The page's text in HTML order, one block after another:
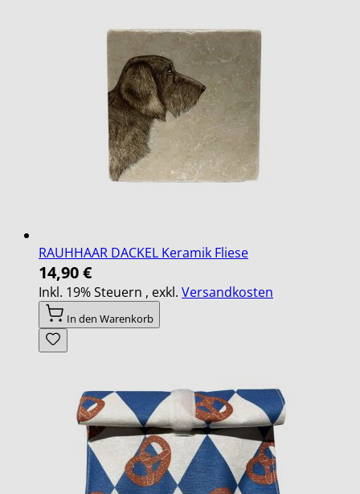
RAUHHAAR DACKEL Keramik Fliese
14,90 €
Inkl. 19% Steuern , exkl. Versandkosten
In den Warenkorb